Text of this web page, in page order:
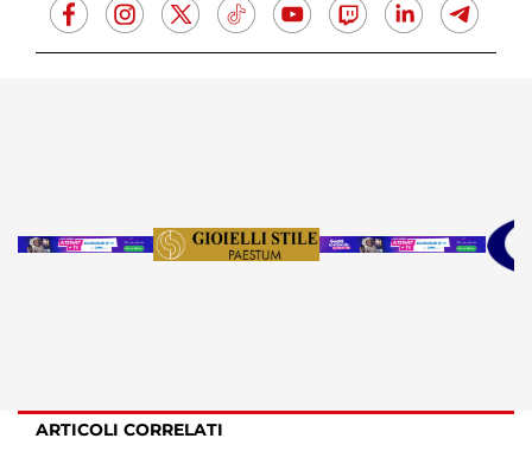
ARTICOLI CORRELATI